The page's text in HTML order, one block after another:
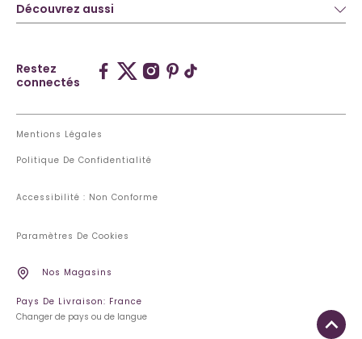
Découvrez aussi
Restez
connectés
Mentions Légales
Politique De Confidentialité
Accessibilité : Non Conforme
Paramètres De Cookies
Nos Magasins
Pays De Livraison: France
Changer de pays ou de langue